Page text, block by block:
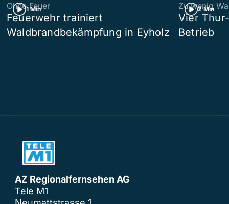
1 Min
Ohne Feuer
Feuerwehr trainiert
Waldbrandbekämpfung in Eyholz
2 Min
Zu wenig
Vier
Betrieb
AZ Regionalfernsehen AG
Tele M1